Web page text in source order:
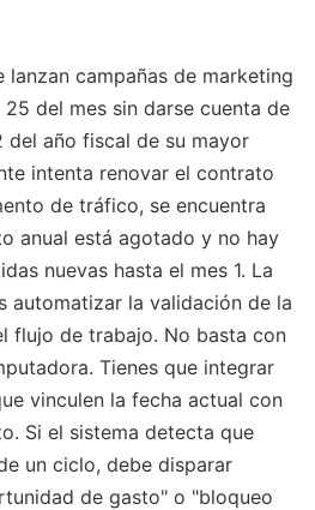
lanzan campañas de marketing
del mes sin darse cuenta de
del año fiscal de su mayor
intenta renovar el contrato
de tráfico, se encuentra
anual está agotado y no hay
nuevas hasta el mes 1. La
automatizar la validación de la
flujo de trabajo. No basta con
Tienes que integrar
vinculen la fecha actual con
Si el sistema detecta que
un ciclo, debe disparar
de gasto" o "bloqueo